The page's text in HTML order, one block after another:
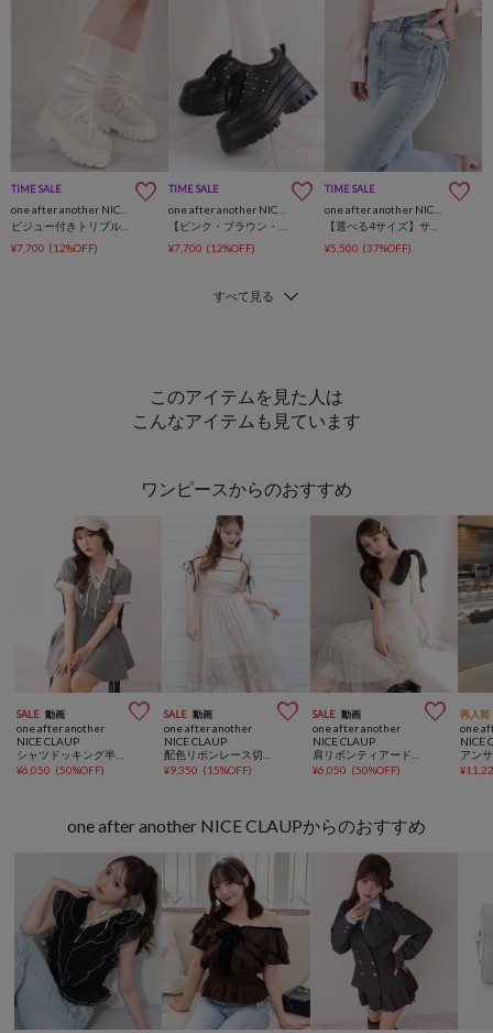
TIME SALE
¥7,700 (12%OFF)
TIME SALE
one after another NICE CLAUP
¥7,700 (12%OFF)
TIME SALE
¥5,500 (37%OFF)
このアイテムを見た人は
こんなアイテムも見ています
ワンピースからのおすすめ
SALE 動画 
one after another
NICE CLAUP
¥6,050 (50%OFF)
SALE 動画 
one after another
NICE CLAUP
¥9,350 (15%OFF)
SALE 動画 
one after another
NICE CLAUP
¥6,050 (50%OFF)
再入荷
one
NICE
¥
one after another NICE CLAUPからのおすすめ